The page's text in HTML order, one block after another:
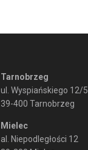
Tarnobrzeg
ul. Wyspiańskiego 12/5
39-400 Tarnobrzeg
Mielec
al. Niepodległości 12